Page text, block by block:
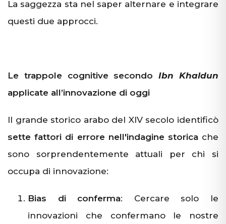
La saggezza sta nel saper alternare e integrare
questi due approcci.
Le trappole cognitive secondo Ibn Khaldun
applicate all’innovazione di oggi
Il grande storico arabo del XIV secolo identificò
sette fattori di errore nell'indagine storicache
sono sorprendentemente attuali per chi si
occupa di innovazione:
Bias di conferma: Cercare solo le
innovazioni che confermano le nostre